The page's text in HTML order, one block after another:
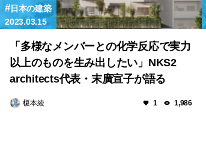
日本の建築
2023.03.15
「多様なメンバーとの化学反応で実力
以上のものを生み出したい」NKS2
architects代表・末廣宣子が語る
SUZAKI-KOEN STUDIOの魅力や福岡
の街
榎本綾 1 1,986